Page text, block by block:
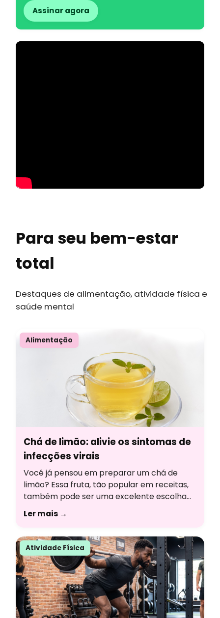
Assinar agora
Para seu bem-estar
total
Destaques de alimentação, atividade física e
saúde mental
Alimentação
Chá de limão: alivie os sintomas de
infecções virais
Você já pensou em preparar um chá de
limão? Essa fruta, tão popular em receitas,
também pode ser uma excelente escolha
para criar uma bebida aromática, cheia de
sabor e com uma série de benefícios à
bebida, responderemos às principais
dúvidas com a ajuda da nutricionista
Thainara Veríssimo, formada […]
Ler mais →
Atividade Física